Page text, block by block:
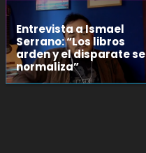
Entrevista a Ismael
Serrano: “Los libros
arden y el disparate se
normaliza”